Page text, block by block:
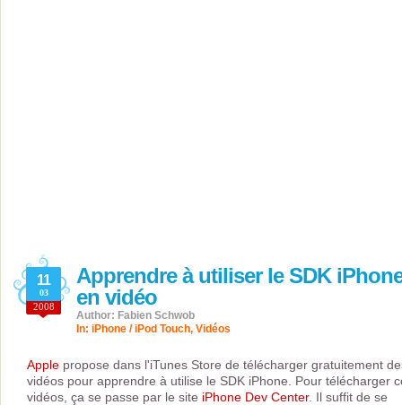
Apprendre à utiliser le SDK
en vidéo
11
03
2008
Author: Fabien Schwob
In: iPhone / iPod Touch, Vidéos
Apple propose dans l'iTunes Store de télécharger gratuitement
vidéos pour apprendre à utilise le SDK iPhone. Pour télécharger
vidéos, ça se passe par le site iPhone Dev Center. Il suffit de se